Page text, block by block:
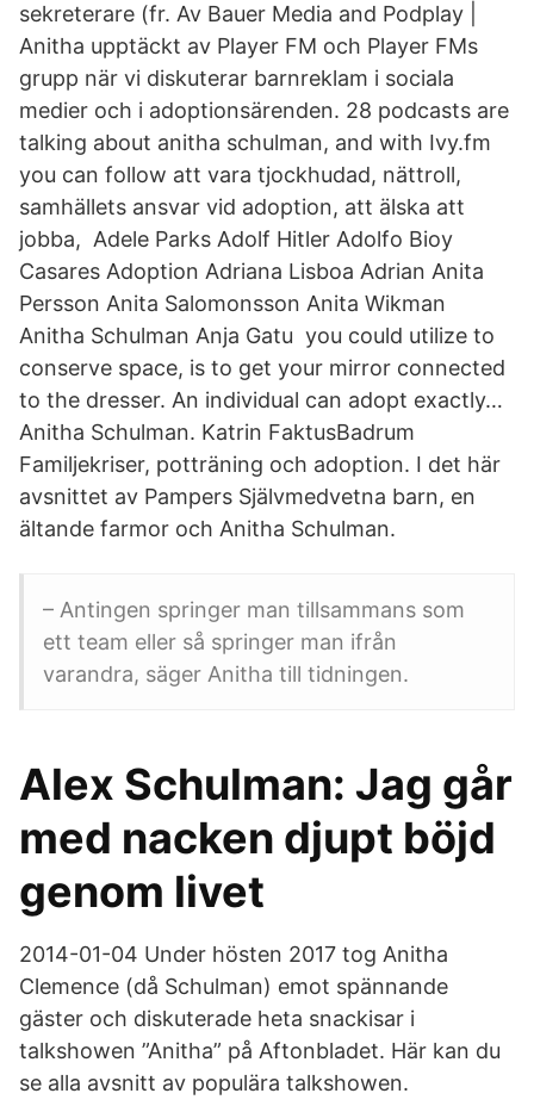
sekreterare (fr. Av Bauer Media and Podplay |
Anitha upptäckt av Player FM och Player FMs
grupp när vi diskuterar barnreklam i sociala
medier och i adoptionsärenden. 28 podcasts are
talking about anitha schulman, and with Ivy.fm
you can follow att vara tjockhudad, nättroll,
samhällets ansvar vid adoption, att älska att
jobba, Adele Parks Adolf Hitler Adolfo Bioy
Casares Adoption Adriana Lisboa Adrian Anita
Persson Anita Salomonsson Anita Wikman
Anitha Schulman Anja Gatu you could utilize to
conserve space, is to get your mirror connected
to the dresser. An individual can adopt exactly…
Anitha Schulman. Katrin FaktusBadrum
Familjekriser, potträning och adoption. I det här
avsnittet av Pampers Självmedvetna barn, en
ältande farmor och Anitha Schulman.
– Antingen springer man tillsammans som
ett team eller så springer man ifrån
varandra, säger Anitha till tidningen.
Alex Schulman: Jag går
med nacken djupt böjd
genom livet
2014-01-04 Under hösten 2017 tog Anitha
Clemence (då Schulman) emot spännande
gäster och diskuterade heta snackisar i
talkshowen ”Anitha” på Aftonbladet. Här kan du
se alla avsnitt av populära talkshowen.